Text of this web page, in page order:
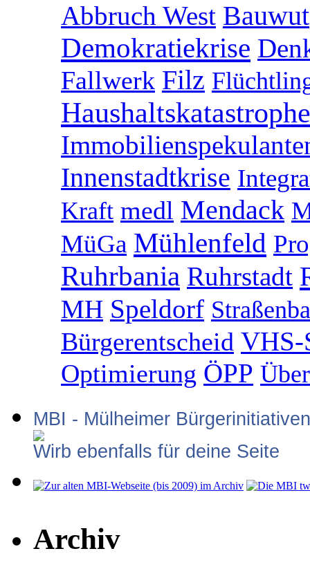
Abbruch West Bauwut
Demokratiekrise
Fallwerk Filz
Haushaltskatastrophe
Innenstadtkrise
Kraft medl Mendack
MüGa Mühlenfeld
Ruhrbania Ruhrstadt
MH Speldorf
Bürgerentscheid VHS-
Optimierung ÖPP
MBI - Mülheimer Bürgerinitiativen
Wirb ebenfalls für deine Seite
Archiv